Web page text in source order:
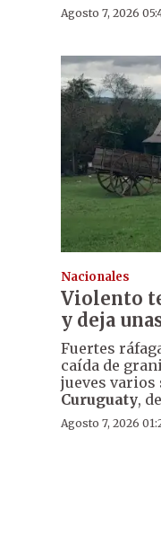
Agosto 7, 2026
Nacionales
Violento
y deja
Fuertes
caída de
jueves varios
Curuguaty,
Agosto 7, 2026